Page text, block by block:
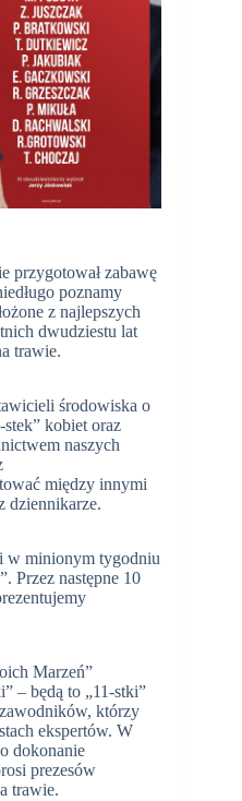
przygotował zabawę
poznamy
z najlepszych
dwudziestu lat
trawie.
środowiska o
kobiet oraz
naszych
między innymi
dziennikarze.
w minionym tygodniu
Przez następne 10
Marzeń”
– będą to „11-stki”
którzy
ekspertów. W
dokonanie
prezesów
trawie.